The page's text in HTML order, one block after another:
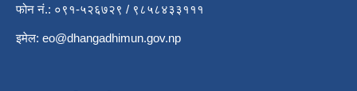
फोन नं.: ०९१-५२६७२९ / ९८५८४३३१११
इमेल: eo@dhangadhimun.gov.np